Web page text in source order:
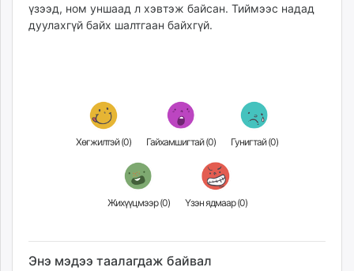
үзээд, ном уншаад л хэвтэж байсан. Тиймээс надад
дуу­лахгүй байх шалтгаан байх­гүй.
Хөгжилтэй (0) Гайхамшигтай (0) Гунигтай (0)
Жихүүцмээр (0) Үзэн ядмаар (0)
Энэ мэдээ таалагдаж байвал